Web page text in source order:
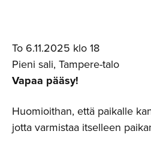
To 6.11.2025 klo 18
Pieni sali, Tampere-talo
Vapaa pääsy!
Huomioithan, että paikalle
jotta varmistaa itselleen